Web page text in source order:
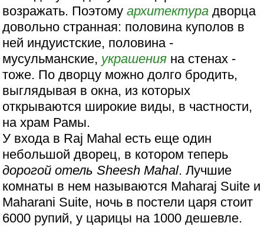
возражать. Поэтомуархитектура дворца
довольно странная: половина куполов в
ней индуистские, половина -
мусульманские, украшения на стенах -
тоже. По дворцу можно долго бродить,
выглядывая в окна, из которых
открываются широкие виды, в частности,
на храм Рамы.
У входа в Raj Mahal есть еще один
небольшой дворец, в котором теперь
дорогой отель Sheesh Mahal. Лучшие
комнаты в нем называются Maharaj Suite и
Maharani Suite, ночь в постели царя стоит
6000 рупий, у царицы на 1000 дешевле.